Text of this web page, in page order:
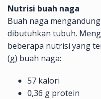
Nutrisi buah naga
Buah naga
dibutuhkan tubuh.
beberapa nutrisi yang
(g) buah naga:
57 kalori
0,36 g protein